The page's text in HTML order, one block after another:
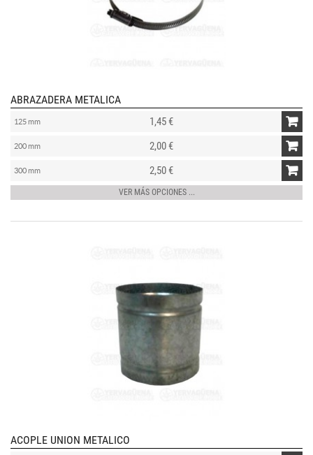
ABRAZADERA METALICA
125 mm 1,45 €
200 mm 2,00 €
300 mm 2,50 €
VER MÁS OPCIONES ...
ACOPLE UNION METALICO